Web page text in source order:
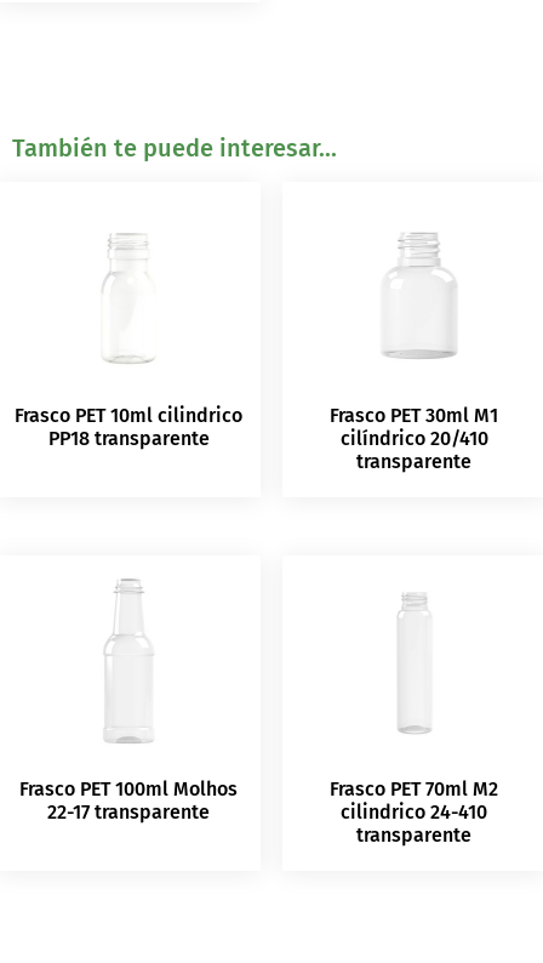
También te puede interesar...
Frasco PET 10ml cilindrico
PP18 transparente
Frasco PET 30ml M1
cilíndrico 20/410
transparente
Frasco PET 100ml Molhos
22-17 transparente
Frasco PET 70ml M2
cilindrico 24-410
transparente